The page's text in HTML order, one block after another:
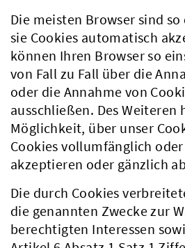
Die meisten Browser sind
sie Cookies automatisch
können Ihren Browser so
von Fall zu Fall über die
oder die Annahme von
ausschließen. Des Weiteren
Möglichkeit, über unser
Cookies vollumfänglich
akzeptieren oder gänzlich
Die durch Cookies
die genannten Zwecke zur
berechtigten Interessen